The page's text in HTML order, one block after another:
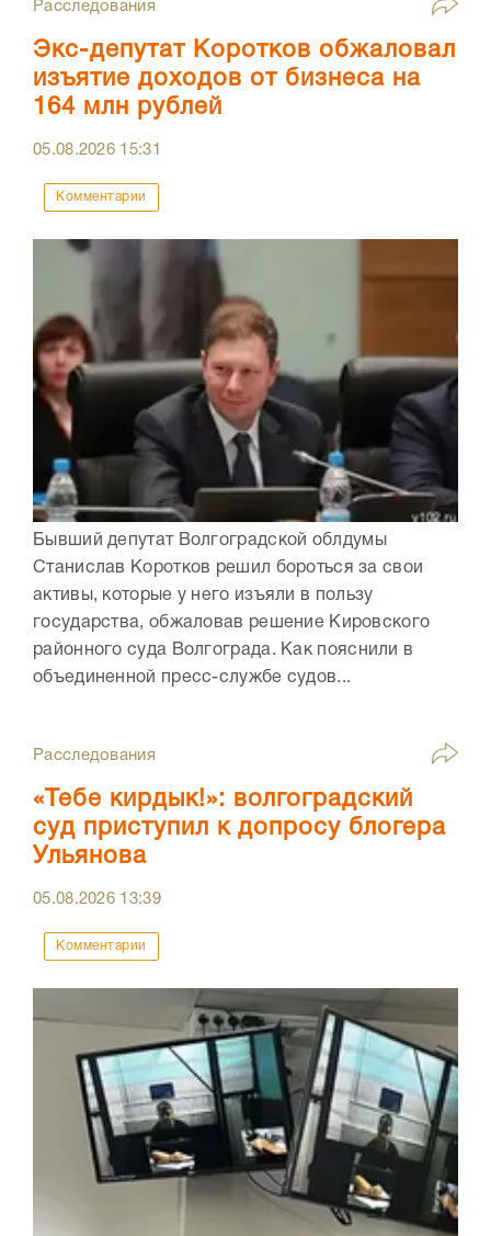
Расследования
Экс-депутат Коротков обжаловал
изъятие доходов от бизнеса на
164 млн рублей
05.08.2026 15:31
Комментарии
Бывший депутат Волгоградской облдумы
Станислав Коротков решил бороться за свои
активы, которые у него изъяли в пользу
государства, обжаловав решение Кировского
районного суда Волгограда. Как пояснили в
объединенной пресс-службе судов...
Расследования
«Тебе кирдык!»: волгоградский
суд приступил к допросу блогера
Ульянова
05.08.2026 13:39
Комментарии